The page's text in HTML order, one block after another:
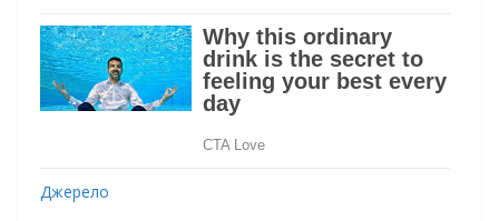
Джерело